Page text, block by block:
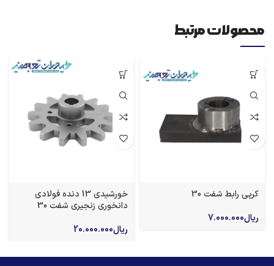
کرپی رابط شفت 30
ریال7.000.000
خورشیدی 13 دنده فولادی
دانخوری زنجیری شفت 30
ریال20.000.000